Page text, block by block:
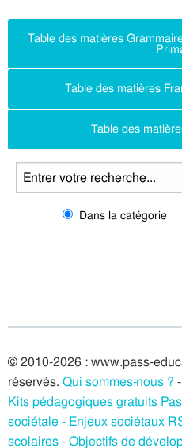
Table des matières
Table des matières
Table des
Dans la catégorie
© 2010-2026 : www.pass-
réservés. Qui sommes-nous ? -
Kits pédagogiques gratuits
sociétale - Enjeux sociétaux
scolaires-Objectifs de